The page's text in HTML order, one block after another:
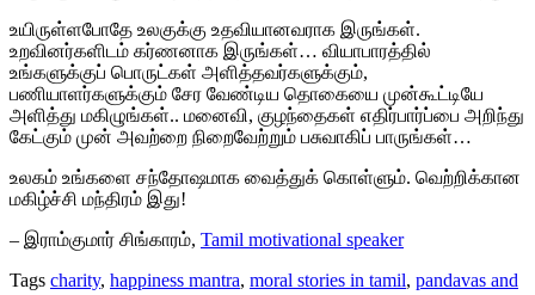
உயிருள்ளபோதே உலகுக்கு உதவியானவராக இருங்கள்.
உறவினர்களிடம் கர்ணனாக இருங்கள்… வியாபாரத்தில்
உங்களுக்குப் பொருட்கள் அளித்தவர்களுக்கும்,
பணியாளர்களுக்கும் சேர வேண்டிய தொகையை முன்கூட்டியே
அளித்து மகிழுங்கள்.. மனைவி, குழந்தைகள் எதிர்பார்ப்பை அறிந்து
கேட்கும் முன் அவற்றை நிறைவேற்றும் பசுவாகிப் பாருங்கள்…
உலகம் உங்களை சந்தோஷமாக வைத்துக் கொள்ளும். வெற்றிக்கான
மகிழ்ச்சி மந்திரம் இது!
– இராம்குமார் சிங்காரம், Tamil motivational speaker
Tags charity, happiness mantra, moral stories in tamil, pandavas and